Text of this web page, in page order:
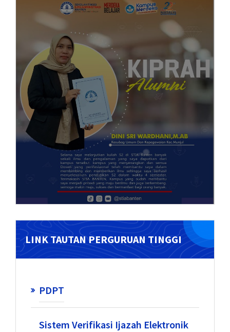
LINK TAUTAN PERGURUAN TINGGI
PDPT
Sistem Verifikasi Ijazah Elektronik